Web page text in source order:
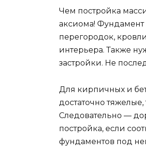
Чем постройка
аксиома! Фундамент
перегородок,
интерьера. Также
застройки. Не
Для кирпичных и
достаточно
Следовательно —
постройка, если
фундаментов под